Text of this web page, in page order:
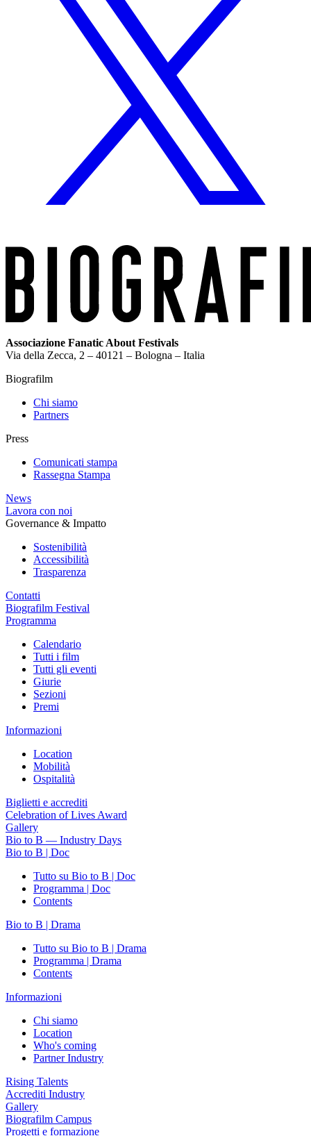
Associazione Fanatic About Festivals
Via della Zecca, 2 – 40121 – Bologna – Italia
Biografilm
Chi siamo
Partners
Press
Comunicati stampa
Rassegna Stampa
News
Lavora con noi
Governance & Impatto
Sostenibilità
Accessibilità
Trasparenza
Contatti
Biografilm Festival
Programma
Calendario
Tutti i film
Tutti gli eventi
Giurie
Sezioni
Premi
Informazioni
Location
Mobilità
Ospitalità
Biglietti e accrediti
Celebration of Lives Award
Gallery
Bio to B — Industry Days
Bio to B | Doc
Tutto su Bio to B | Doc
Programma | Doc
Contents
Bio to B | Drama
Tutto su Bio to B | Drama
Programma | Drama
Contents
Informazioni
Chi siamo
Location
Who's coming
Partner Industry
Rising Talents
Accrediti Industry
Gallery
Biografilm Campus
Progetti e formazione